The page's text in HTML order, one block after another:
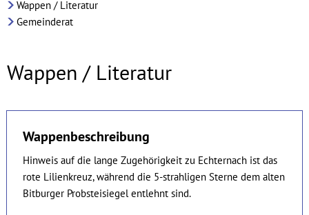
Wappen / Literatur
Gemeinderat
Wappen / Literatur
Wappenbeschreibung
Hinweis auf die lange Zugehörigkeit zu Echternach ist das
rote Lilienkreuz, während die 5-strahligen Sterne dem alten
Bitburger Probsteisiegel entlehnt sind.